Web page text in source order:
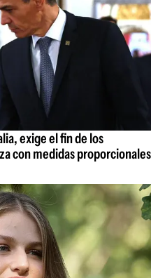
exige el fin de los
con medidas proporcionales